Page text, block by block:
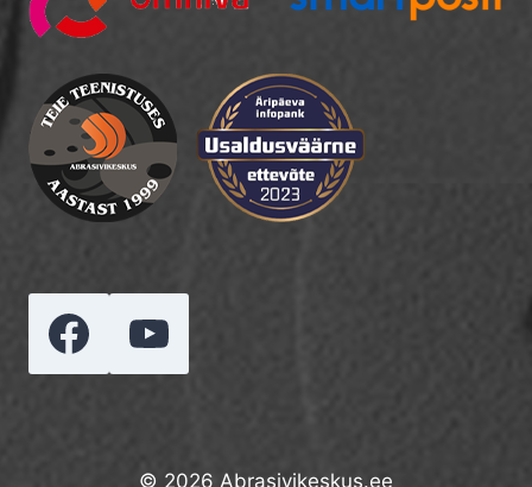
© 2026 Abrasivikeskus.ee